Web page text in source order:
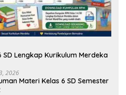
SD Lengkap Kurikulum Merdeka
2026
Materi Kelas 6 SD Semester